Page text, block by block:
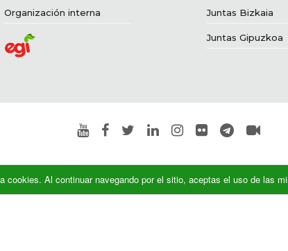
Organización interna Juntas Bizkaia
Juntas Gipuzkoa
cookies. Al continuar navegando por el sitio, aceptas el uso de las